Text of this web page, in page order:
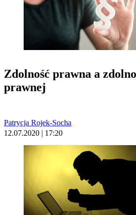
Zdolność prawna a
prawnej
Patrycja Rojek-Socha
12.07.2020 | 17:20